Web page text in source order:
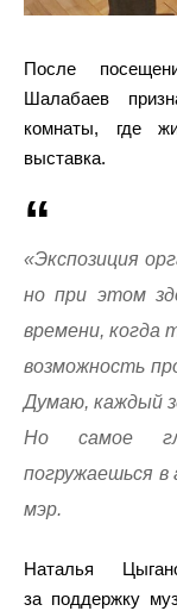
После
Шалабаев
комнаты, где
выставка.
«Экспозиция
но при этом
времени, когда
возможность
Думаю, каждый
Но самое
погружаешься
мэр.
Наталья
за поддержку